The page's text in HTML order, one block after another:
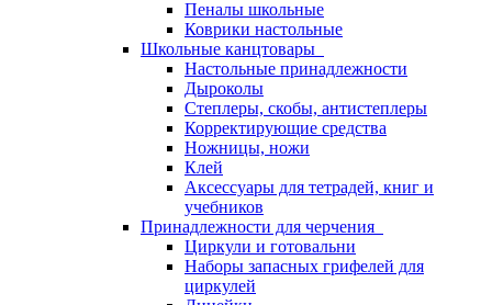
Пеналы школьные
Коврики настольные
Школьные канцтовары
Настольные принадлежности
Дыроколы
Степлеры, скобы, антистеплеры
Корректирующие средства
Ножницы, ножи
Клей
Аксессуары для тетрадей, книг и
учебников
Принадлежности для черчения
Циркули и готовальни
Наборы запасных грифелей для
циркулей